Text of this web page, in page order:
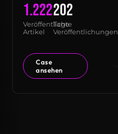
1.222
Veröffentlichte
Artikel
202
Tage
Veröffentlichungen
Case
ansehen